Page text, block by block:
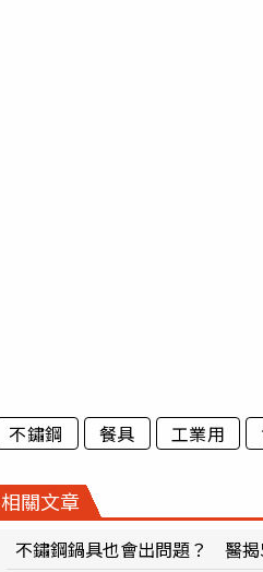
不鏽鋼 餐具 工業用
相關文章
不鏽鋼鍋具也會出問題？ 醫揭